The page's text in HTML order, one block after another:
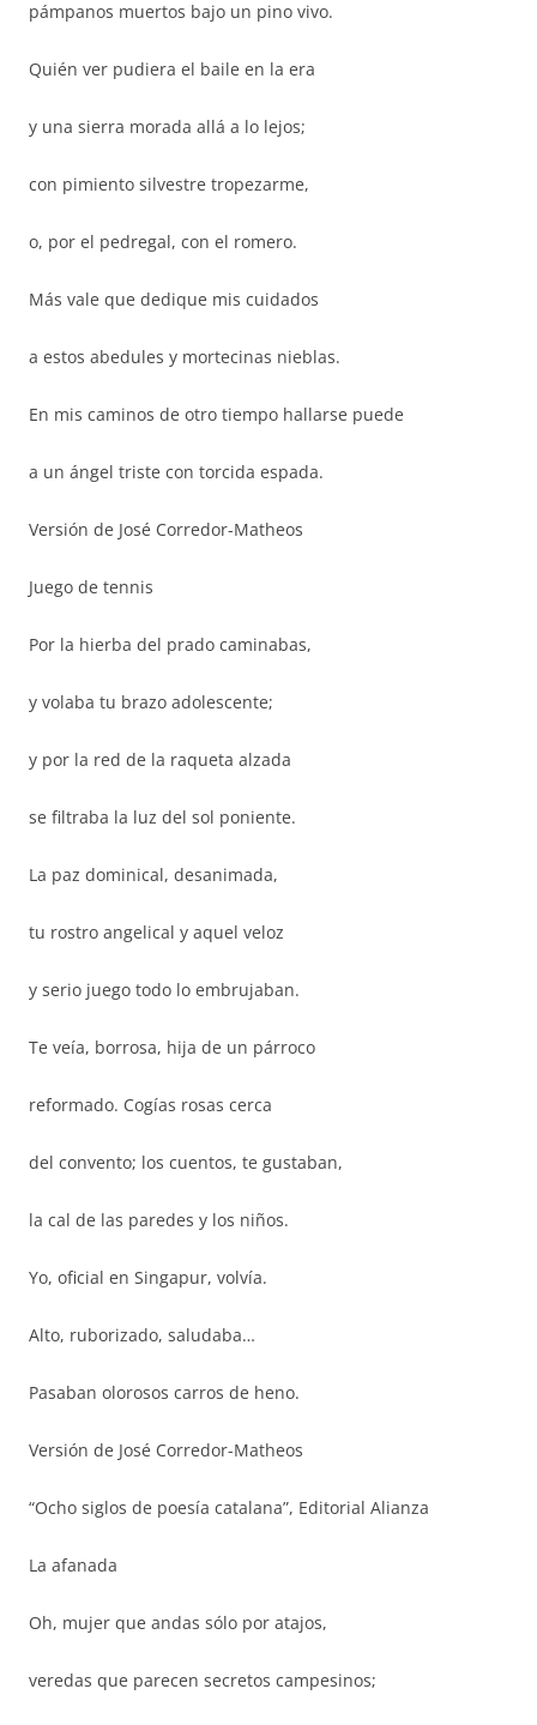
pámpanos muertos bajo un pino vivo.
Quién ver pudiera el baile en la era
y una sierra morada allá a lo lejos;
con pimiento silvestre tropezarme,
o, por el pedregal, con el romero.
Más vale que dedique mis cuidados
a estos abedules y mortecinas nieblas.
En mis caminos de otro tiempo hallarse puede
a un ángel triste con torcida espada.
Versión de José Corredor-Matheos
Juego de tennis
Por la hierba del prado caminabas,
y volaba tu brazo adolescente;
y por la red de la raqueta alzada
se filtraba la luz del sol poniente.
La paz dominical, desanimada,
tu rostro angelical y aquel veloz
y serio juego todo lo embrujaban.
Te veía, borrosa, hija de un párroco
reformado. Cogías rosas cerca
del convento; los cuentos, te gustaban,
la cal de las paredes y los niños.
Yo, oficial en Singapur, volvía.
Alto, ruborizado, saludaba…
Pasaban olorosos carros de heno.
Versión de José Corredor-Matheos
“Ocho siglos de poesía catalana”, Editorial Alianza
La afanada
Oh, mujer que andas sólo por atajos,
veredas que parecen secretos campesinos;